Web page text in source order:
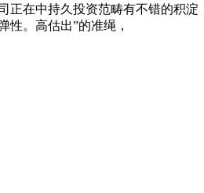
在中持久投资范畴有不错的积
。高估出”的准绳，